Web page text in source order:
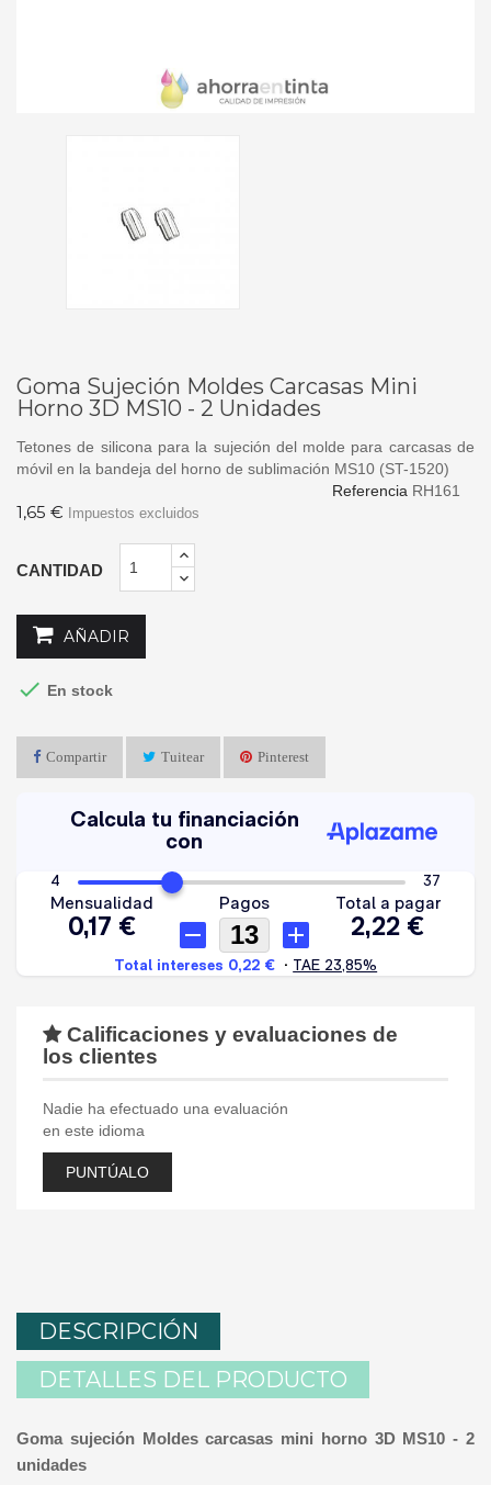
Goma Sujeción Moldes Carcasas Mini
Horno 3D MS10 - 2 Unidades
Tetones de silicona para la sujeción del molde para carcasas de
móvil en la bandeja del horno de sublimación MS10 (ST-1520)
Referencia RH161
1,65 € Impuestos excluidos
CANTIDAD
AÑADIR
 En stock
Compartir Tuitear Pinterest
Calificaciones y evaluaciones de
los clientes
Nadie ha efectuado una evaluación
en este idioma
PUNTÚALO
DESCRIPCIÓN
DETALLES DEL PRODUCTO
Goma sujeción Moldes carcasas mini horno 3D MS10 - 2
unidades